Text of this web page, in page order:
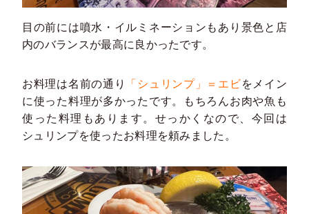
目の前には噴水・イルミネーションもあり景色と店
内のバランスが最高に良かったです。
お料理は名前の通り 「シュリンプ」＝エビをメイン
に使った料理が多かったです。もちろんお肉や魚も
使った料理もあります。せっかくなので、今回は
シュリンプを使ったお料理を頼みました。